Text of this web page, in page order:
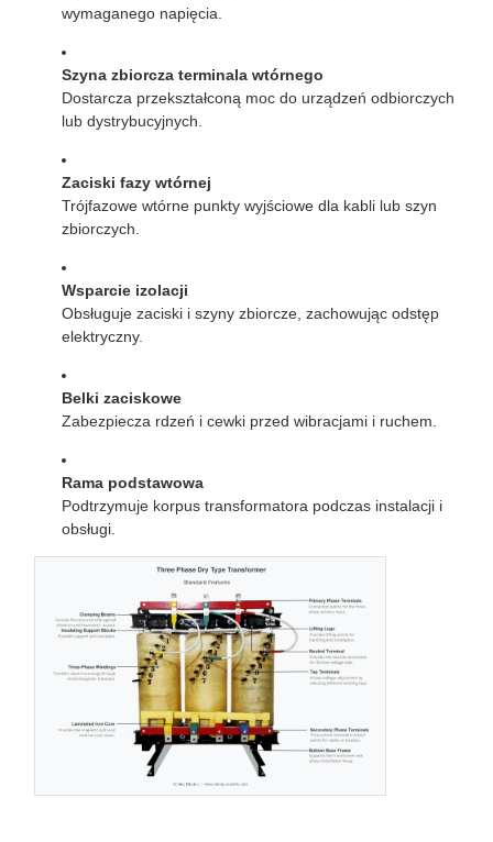
wymaganego napięcia.
Szyna zbiorcza terminala wtórnego
Dostarcza przekształconą moc do urządzeń odbiorczych
lub dystrybucyjnych.
Zaciski fazy wtórnej
Trójfazowe wtórne punkty wyjściowe dla kabli lub szyn
zbiorczych.
Wsparcie izolacji
Obsługuje zaciski i szyny zbiorcze, zachowując odstęp
elektryczny.
Belki zaciskowe
Zabezpiecza rdzeń i cewki przed wibracjami i ruchem.
Rama podstawowa
Podtrzymuje korpus transformatora podczas instalacji i
obsługi.